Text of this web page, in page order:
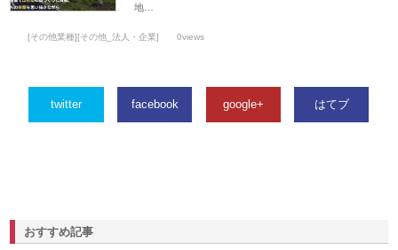
地…
[その他業種][その他_法人・企業] 0views
twitter facebook google+ はてブ
おすすめ記事